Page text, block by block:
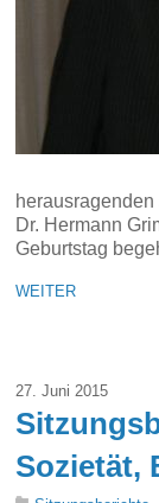
Dr. Hermann
Geburtstag
WEITER
27. Juni 2015
Sozietät,